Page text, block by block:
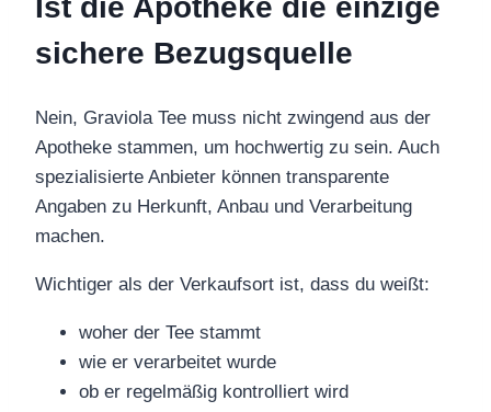
Ist die Apotheke die einzige
sichere Bezugsquelle
Nein, Graviola Tee muss nicht zwingend aus der
Apotheke stammen, um hochwertig zu sein. Auch
spezialisierte Anbieter können transparente
Angaben zu Herkunft, Anbau und Verarbeitung
machen.
Wichtiger als der Verkaufsort ist, dass du weißt:
woher der Tee stammt
wie er verarbeitet wurde
ob er regelmäßig kontrolliert wird